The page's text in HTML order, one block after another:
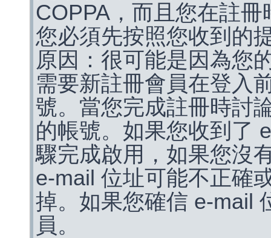
COPPA，而且您在註
您必須先按照您收到的
原因：很可能是因為您
需要新註冊會員在登入
號。當您完成註冊時討
的帳號。如果您收到了
驟完成啟用，如果您沒
e-mail 位址可能不正確
掉。如果您確信 e-mail
員。